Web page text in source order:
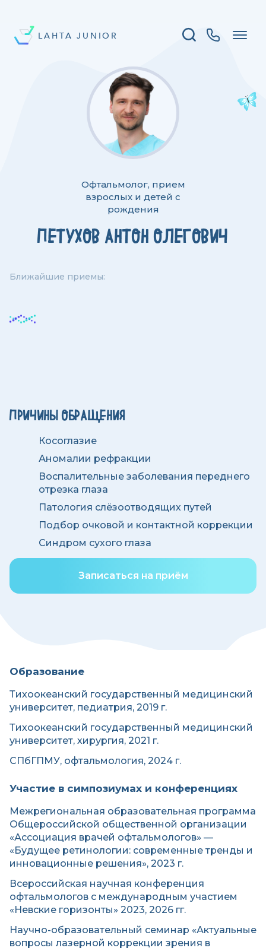
LAHTA JUNIOR
Офтальмолог, прием
взрослых и детей с
рождения
ПЕТУХОВ АНТОН ОЛЕГОВИЧ
Ближайшие приемы:
ПРИЧИНЫ ОБРАЩЕНИЯ
Косоглазие
Аномалии рефракции
Воспалительные заболевания переднего
отрезка глаза
Патология слёзоотводящих путей
Подбор очковой и контактной коррекции
Синдром сухого глаза
Записаться на приём
Образование
Тихоокеанский государственный медицинский
университет, педиатрия, 2019 г.
Тихоокеанский государственный медицинский
университет, хирургия, 2021 г.
СПбГПМУ, офтальмология, 2024 г.
Участие в симпозиумах и конференциях
Межрегиональная образовательная программа
Общероссийской общественной организации
«Ассоциация врачей офтальмологов» —
«Будущее ретинологии: современные тренды и
инновационные решения», 2023 г.
Всероссийская научная конференция
офтальмологов с международным участием
«Невские горизонты» 2023, 2026 гг.
Научно-образовательный семинар «Актуальные
вопросы лазерной коррекции зрения в